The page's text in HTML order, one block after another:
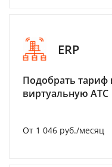
ERP
Подобрать тариф
виртуальную АТС
От 1 046 руб./месяц